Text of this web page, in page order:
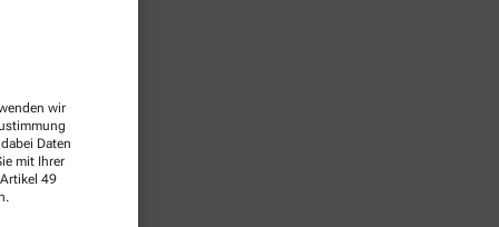
wir
Daten
mit Ihrer
49